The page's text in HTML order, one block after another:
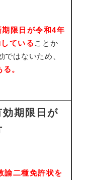
限日が令和4年
ている ことか
はないため、
。
効期限日が
諭二種免許状を